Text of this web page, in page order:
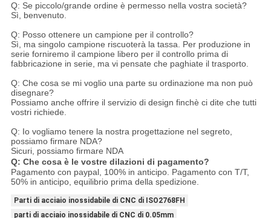
Q: Se piccolo/grande ordine è permesso nella vostra società?
Sì, benvenuto.
Q: Posso ottenere un campione per il controllo?
Sì, ma singolo campione riscuoterà la tassa. Per produzione in
serie forniremo il campione libero per il controllo prima di
fabbricazione in serie, ma vi pensate che paghiate il trasporto.
Q: Che cosa se mi voglio una parte su ordinazione ma non può
disegnare?
Possiamo anche offrire il servizio di design finchè ci dite che tutti
vostri richiede.
Q: Io vogliamo tenere la nostra progettazione nel segreto,
possiamo firmare NDA?
Sicuri, possiamo firmare NDA
Q: Che cosa è le vostre dilazioni di pagamento?
Pagamento con paypal, 100% in anticipo. Pagamento con T/T,
50% in anticipo, equilibrio prima della spedizione.
Parti di acciaio inossidabile di CNC di ISO2768FH
parti di acciaio inossidabile di CNC di 0.05mm